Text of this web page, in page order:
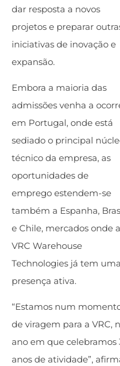
dar resposta a novos
projetos e preparar
iniciativas de inovação e
expansão.
Embora a maioria das
admissões venha a
em Portugal, onde está
sediado o principal
técnico da empresa, as
oportunidades de
emprego estendem-se
também a Espanha,
e Chile, mercados onde a
VRC Warehouse
Technologies já tem uma
presença ativa.
“Estamos num
de viragem para a VRC,
ano em que celebramos
anos de atividade”,